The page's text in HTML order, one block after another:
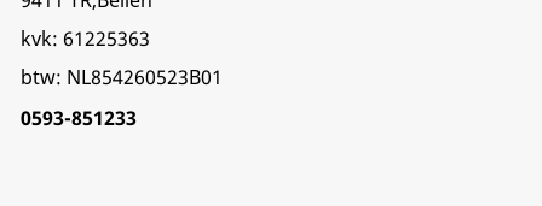
kvk: 61225363
btw: NL854260523B01
0593-851233